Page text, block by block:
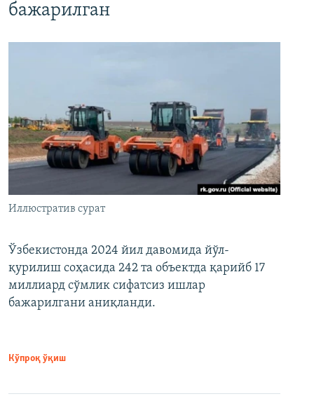
бажарилган
Иллюстратив сурат
Ўзбекистонда 2024 йил давомида йўл-
қурилиш соҳасида 242 та объектда қарийб 17
миллиард сўмлик сифатсиз ишлар
бажарилгани аниқланди.
Кўпроқ ўқиш